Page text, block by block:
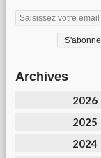
Archives
2026
2025
2024